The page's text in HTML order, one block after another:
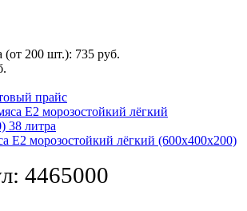
(от 200 шт.): 735 руб.
прайс
Е2 морозостойкий лёгкий (600х400х200)
4465000